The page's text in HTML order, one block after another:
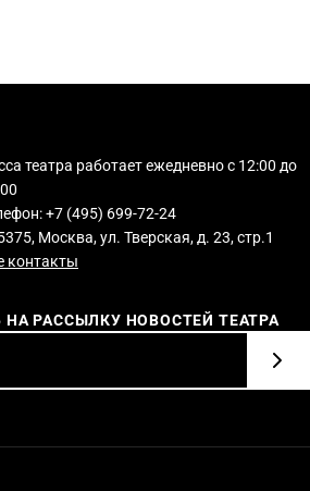
театра работает ежедневно с 12:00 до
+7 (495) 699-72-24
Москва, ул. Тверская, д. 23, стр.1
контакты
РАССЫЛКУ НОВОСТЕЙ ТЕАТРА